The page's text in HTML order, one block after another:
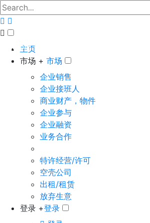
The big marketplace for business
主页
市场 + 市场
企业销售
企业接班人
商业财产，物件
企业参与
企业融资
业务合作
特许经营/许可
空壳公司
出租/租赁
放弃生意
登录 +登录